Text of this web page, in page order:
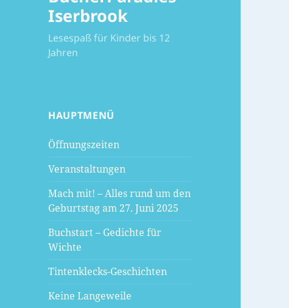
Iserbrook
Lesespaß für Kinder bis 12
Jahren
HAUPTMENÜ
Öffnungszeiten
Veranstaltungen
Mach mit! – Alles rund um den
Geburtstag am 27. Juni 2025
Buchstart – Gedichte für
Wichte
Tintenklecks-Geschichten
Keine Langeweile